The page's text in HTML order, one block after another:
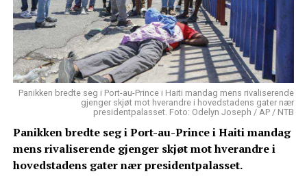
Panikken bredte seg i Port-au-Prince i Haiti mandag mens rivaliserende
gjenger skjøt mot hverandre i hovedstadens gater nær
presidentpalasset. Foto: Odelyn Joseph / AP / NTB
Panikken bredte seg i Port-au-Prince i Haiti mandag
mens rivaliserende gjenger skjøt mot hverandre i
hovedstadens gater nær presidentpalasset.